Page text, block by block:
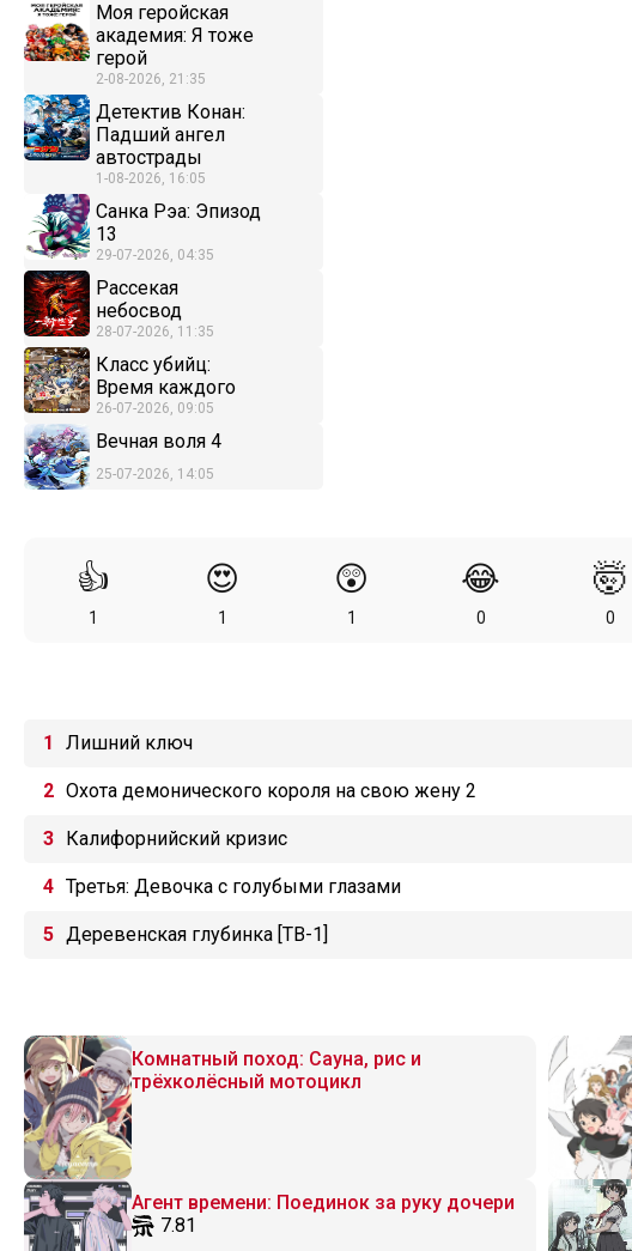
Моя геройская
академия: Я тоже
герой
2-08-2026, 21:35
Детектив Конан:
Падший ангел
автострады
1-08-2026, 16:05
Санка Рэа: Эпизод
13
29-07-2026, 04:35
Рассекая
небосвод
28-07-2026, 11:35
Класс убийц:
Время каждого
26-07-2026, 09:05
Вечная воля 4
25-07-2026, 14:05
👍
1
😍
1
😲
1
😂
0
🤯
0
Лишний ключ
Охота демонического короля на свою жену 2
Калифорнийский кризис
Третья: Девочка с голубыми глазами
Деревенская глубинка [ТВ-1]
Комнатный поход: Сауна, рис и
трёхколёсный мотоцикл
Агент времени: Поединок за руку дочери
7.81